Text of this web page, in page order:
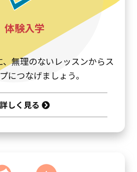
体験入学
無理のないレッスンからス
につなげましょう。
詳しく見る